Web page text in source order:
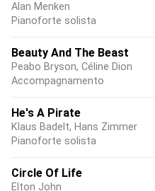
Alan Menken
Pianoforte solista
Beauty And The Beast
Peabo Bryson, Céline Dion
Accompagnamento
He's A Pirate
Klaus Badelt, Hans Zimmer
Pianoforte solista
Circle Of Life
Elton John